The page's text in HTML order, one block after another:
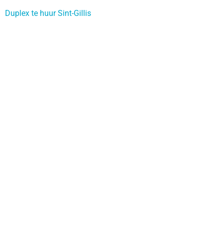
Duplex te huur Sint-Gillis